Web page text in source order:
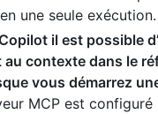
une seule exécution.
il est possible
au contexte dans le
vous démarrez
MCP est configuré